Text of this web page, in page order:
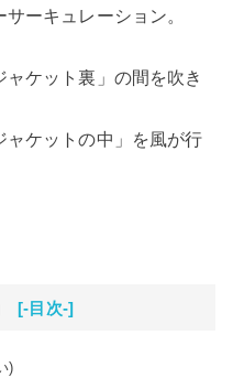
ーキュレーション。
ケット裏」の間を吹き
ケットの中」を風が行
[-目次-]
)